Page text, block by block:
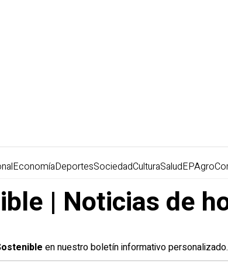
EconomíaDeportesSociedadCulturaSaludEPAgro
| Noticias de
en nuestro boletín informativo personalizado.